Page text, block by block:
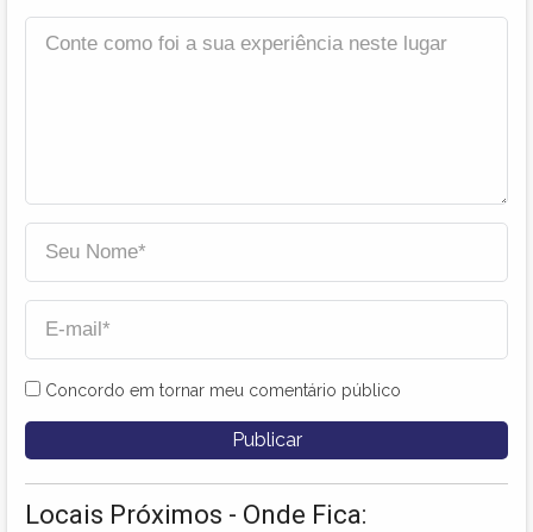
Concordo em tornar meu comentário público
Locais Próximos - Onde Fica: